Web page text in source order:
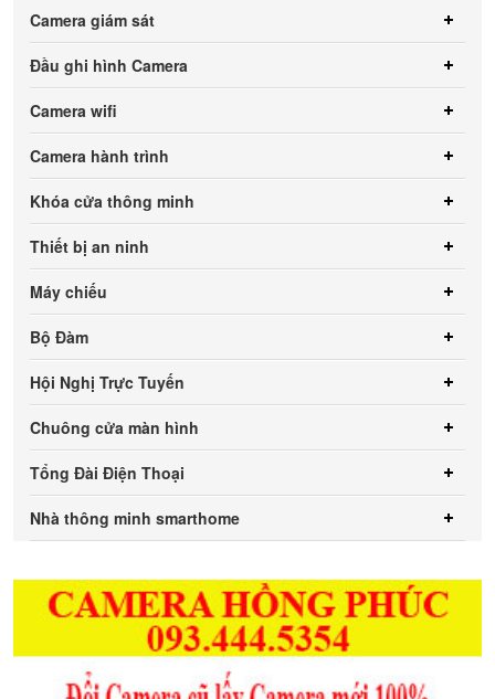
Camera giám sát
Đầu ghi hình Camera
Camera wifi
Camera hành trình
Khóa cửa thông minh
Thiết bị an ninh
Máy chiếu
Bộ Đàm
Hội Nghị Trực Tuyến
Chuông cửa màn hình
Tổng Đài Điện Thoại
Nhà thông minh smarthome